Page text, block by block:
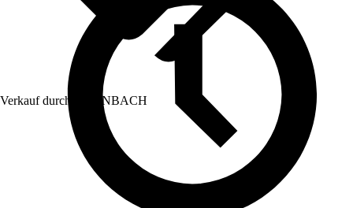
Verkauf durch: HORNBACH